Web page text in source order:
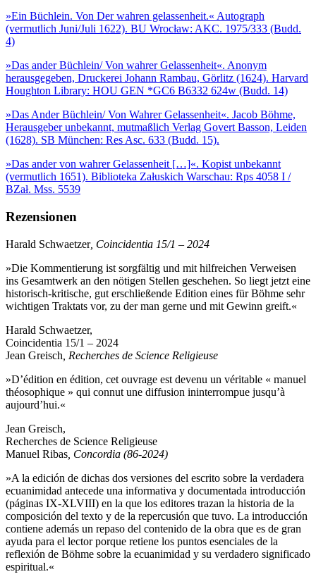
»Ein Büchlein. Von Der wahren gelassenheit.« Autograph
(vermutlich Juni/Juli 1622). BU Wrocław: AKC. 1975/333 (Budd.
4)
»Das ander Büchlein/ Von wahrer Gelassenheit«. Anonym
herausgegeben, Druckerei Johann Rambau, Görlitz (1624). Harvard
Houghton Library: HOU GEN *GC6 B6332 624w (Budd. 14)
»Das Ander Büchlein/ Von Wahrer Gelassenheit«. Jacob Böhme,
Herausgeber unbekannt, mutmaßlich Verlag Govert Basson, Leiden
(1628). SB München: Res Asc. 633 (Budd. 15).
»Das ander von wahrer Gelassenheit […]«. Kopist unbekannt
(vermutlich 1651). Biblioteka Załuskich Warschau: Rps 4058 I /
BZał. Mss. 5539
Rezensionen
Harald Schwaetzer, Coincidentia 15/1 – 2024
»Die Kommentierung ist sorgfältig und mit hilfreichen Verweisen
ins Gesamtwerk an den nötigen Stellen geschehen. So liegt jetzt eine
historisch-kritische, gut erschließende Edition eines für Böhme sehr
wichtigen Traktats vor, zu der man gerne und mit Gewinn greift.«
Harald Schwaetzer,
Coincidentia 15/1 – 2024
Jean Greisch , Recherches de Science Religieuse
»D’édition en édition, cet ouvrage est devenu un véritable « manuel
théosophique » qui connut une diffusion ininterrompue jusqu’à
aujourd’hui.«
Jean Greisch,
Recherches de Science Religieuse
Manuel Ribas , Concordia (86-2024)
»A la edición de dichas dos versiones del escrito sobre la verdadera
ecuanimidad antecede una informativa y documentada introducción
(páginas IX-XLVIII) en la que los editores trazan la historia de la
composición del texto y de la repercusión que tuvo. La introducción
contiene además un repaso del contenido de la obra que es de gran
ayuda para el lector porque retiene los puntos esenciales de la
reflexión de Böhme sobre la ecuanimidad y su verdadero significado
espiritual.«